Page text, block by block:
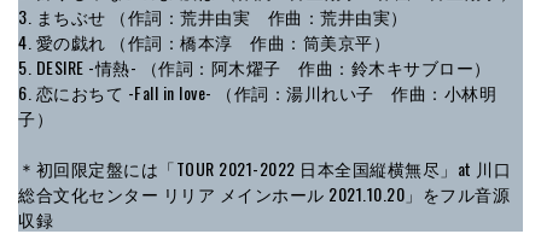
3. まちぶせ （作詞：荒井由実 作曲：荒井由実）
4. 愛の戯れ （作詞：橋本淳 作曲：筒美京平）
5. DESIRE -情熱- （作詞：阿木燿子 作曲：鈴木キサブロー）
6. 恋におちて -Fall in love- （作詞：湯川れい子 作曲：小林明
子）
＊初回限定盤には「TOUR 2021-2022 日本全国縦横無尽」at 川口
総合文化センター リリア メインホール 2021.10.20」をフル音源
収録